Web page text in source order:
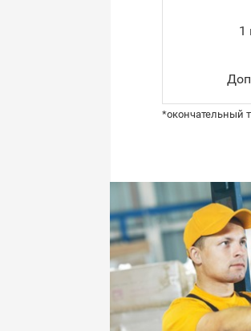
1
*окончательный